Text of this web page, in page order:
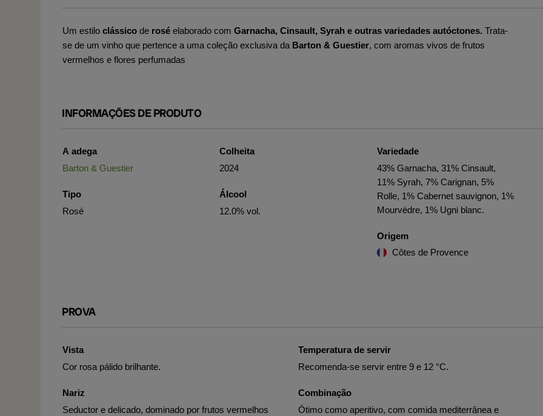
Um estilo clássico de rosé elaborado com Garnacha, Cinsault, Syrah e outras variedades autóctones. Trata-
se de um vinho que pertence a uma coleção exclusiva da Barton & Guestier, com aromas vivos de frutos
vermelhos e flores perfumadas
INFORMAÇÕES DE PRODUTO
A adega
Barton & Guestier
Tipo
Rosé
Colheita
2024
Álcool
12.0% vol.
Variedade
43% Garnacha, 31% Cinsault,
11% Syrah, 7% Carignan, 5%
Rolle, 1% Cabernet sauvignon, 1%
Mourvèdre, 1% Ugni blanc.
Origem
Côtes de Provence
PROVA
Vista
Cor rosa pálido brilhante.
Nariz
Seductor e delicado, dominado por frutos vermelhos
Temperatura de servir
Recomenda-se servir entre 9 e 12 °C.
Combinação
Ótimo como aperitivo, com comida mediterrânea e